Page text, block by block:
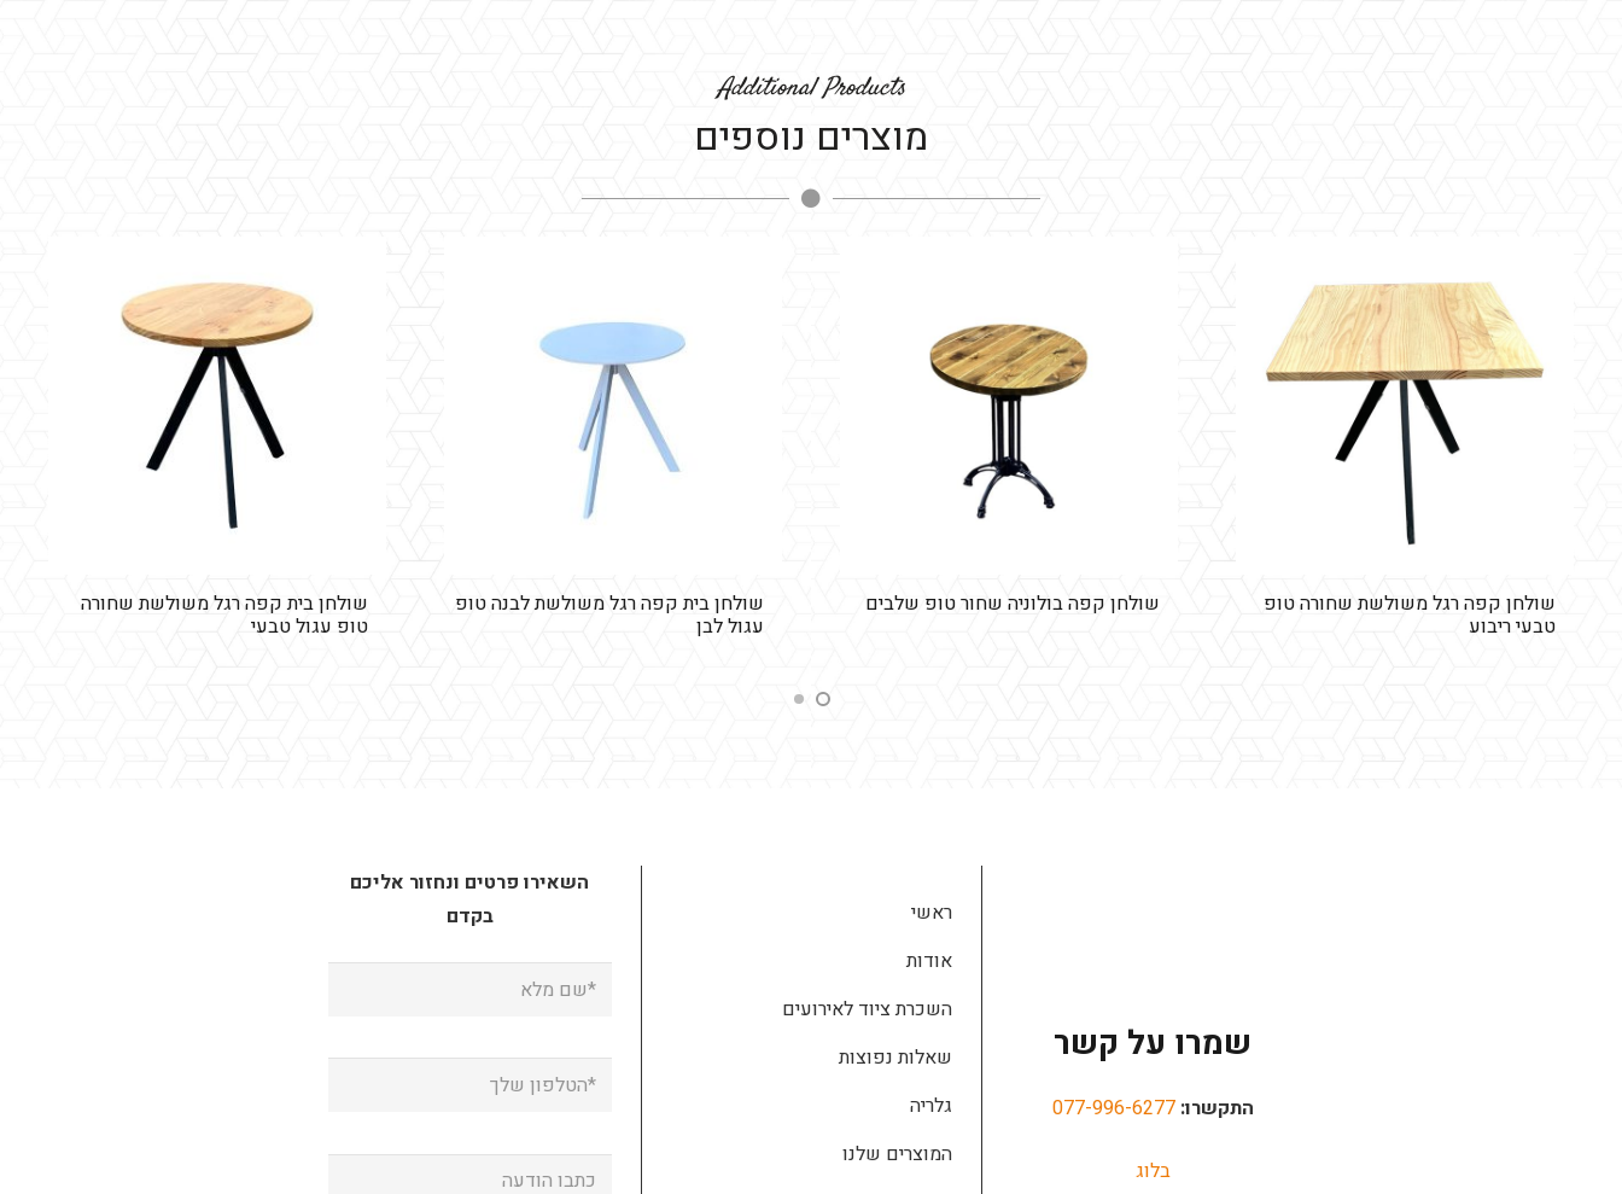
עגול
Additional Products
מוצרים נוספים
שולחן קפה רגל משולשת שחורה טופ
טבעי ריבוע
שולחן קפה בולוניה שחור טופ שלבים שולחן בית קפה רגל משולשת לבנה טופ
עגול לבן
שולחן בית קפה רגל משולשת שחורה
טופ עגול טבעי
שמרו על קשר
התקשרו: 077-996-6277
בלוג
ראשי
אודות
השכרת ציוד לאירועים
שאלות נפוצות
גלריה
המוצרים שלנו
השאירו פרטים ונחזור אליכם
בקדם